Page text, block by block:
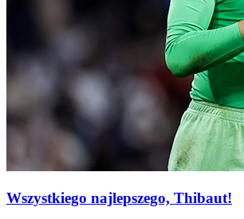
Wszystkiego najlepszego, Thibaut!